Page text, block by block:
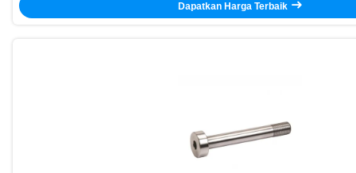
Dapatkan Harga Terbaik